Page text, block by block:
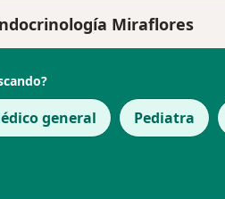
Miraflores
general Pediatra